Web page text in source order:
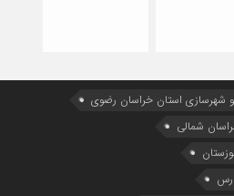
و شهرسازي استان خراسان رضوي
شمالي